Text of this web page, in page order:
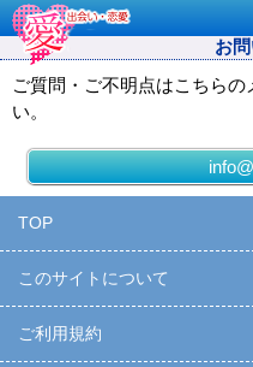
お
ご質問・ご不明点はこちら
い。
TOP
このサイトについて
ご利用規約